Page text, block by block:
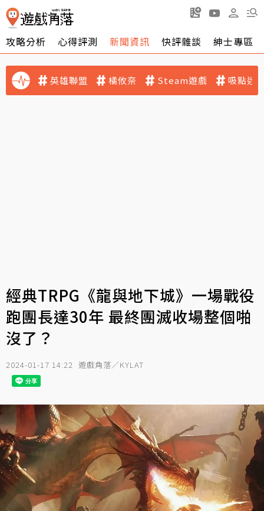
攻略分析 心得評測 新聞資訊 快評雜談 紳士專區
英雄聯盟 橘攸奈 Steam遊戲 吸點迷
經典TRPG《龍與地下城》一場戰役
跑團長達30年 最終團滅收場整個啪
沒了？
2024-01-17 14:22 遊戲角落／KYLAT